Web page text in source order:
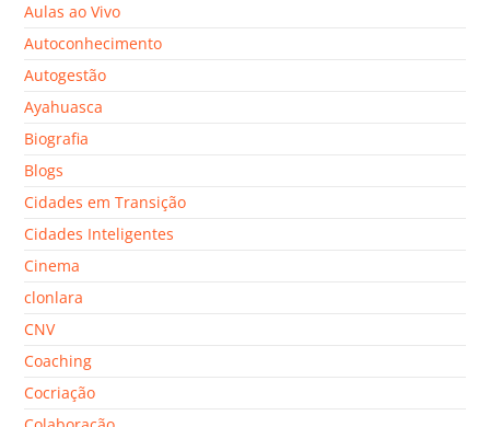
Aulas ao Vivo
Autoconhecimento
Autogestão
Ayahuasca
Biografia
Blogs
Cidades em Transição
Cidades Inteligentes
Cinema
clonlara
CNV
Coaching
Cocriação